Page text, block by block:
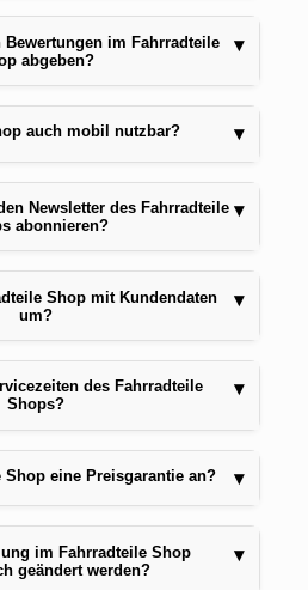
Bewertungen im Fahrradteile
abgeben?
▾
auch mobil nutzbar? ▾
Newsletter des Fahrradteile
abonnieren?
▾
Shop mit Kundendaten
um?
▾
des Fahrradteile
Shops?
▾
Shop eine Preisgarantie an? ▾
im Fahrradteile Shop
geändert werden?
▾